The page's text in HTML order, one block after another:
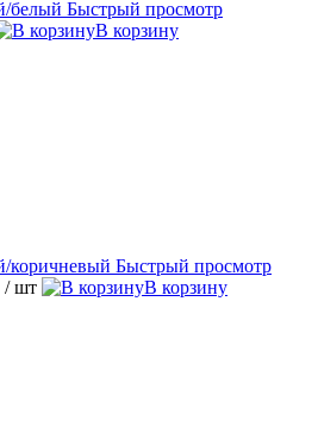
Быстрый просмотр
В корзину
Быстрый просмотр
/ шт
В корзину